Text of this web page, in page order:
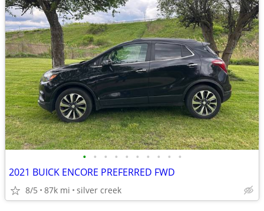
• • • • • • • • • •
2021 BUICK ENCORE PREFERRED FWD
8/5 87k mi silver creek